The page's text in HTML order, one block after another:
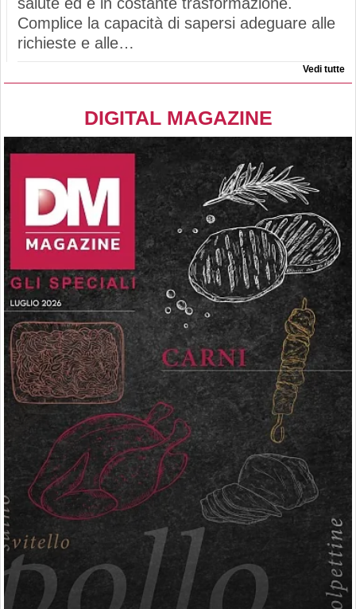
Complice la capacità di sapersi adeguare alle
richieste e alle…
Vedi tutte
DIGITAL MAGAZINE